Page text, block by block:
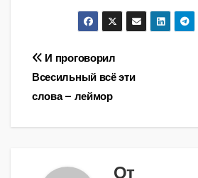
Навигация
по
записям
И проговорил
Всесильный всё эти
слова – леймор
От